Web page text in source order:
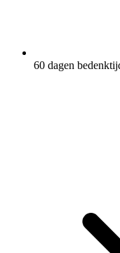
60 dagen